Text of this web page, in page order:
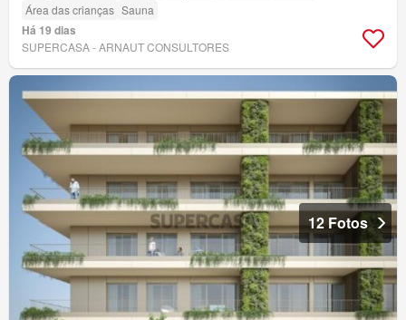
Área das crianças Sauna
Há 19 dias
SUPERCASA - ARNAUT CONSULTORES
12 Fotos